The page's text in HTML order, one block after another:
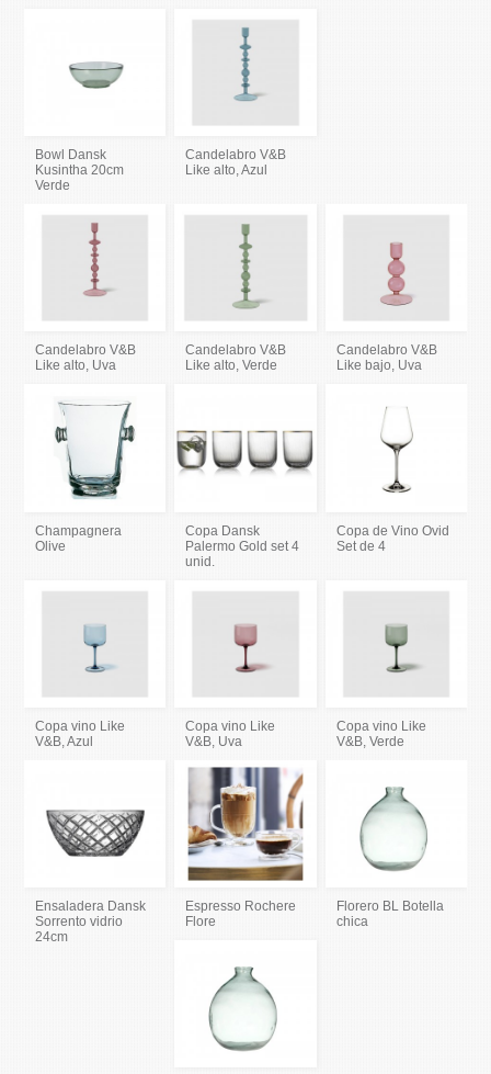
Bowl Dansk
Kusintha 20cm
Verde
Candelabro V&B
Like alto, Azul
Candelabro V&B
Like alto, Uva
Candelabro V&B
Like alto, Verde
Candelabro V&B
Like bajo, Uva
Champagnera
Olive
Copa Dansk
Palermo Gold set 4
unid.
Copa de Vino Ovid
Set de 4
Copa vino Like
V&B, Azul
Copa vino Like
V&B, Uva
Copa vino Like
V&B, Verde
Ensaladera Dansk
Sorrento vidrio
24cm
Espresso Rochere
Flore
Florero BL Botella
chica